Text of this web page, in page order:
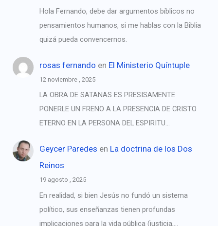
Hola Fernando, debe dar argumentos bíblicos no
pensamientos humanos, si me hablas con la Biblia
quizá pueda convencernos.
rosas fernando en El Ministerio Quíntuple
12 noviembre , 2025
LA OBRA DE SATANAS ES PRESISAMENTE
PONERLE UN FRENO A LA PRESENCIA DE CRISTO
ETERNO EN LA PERSONA DEL ESPIRITU…
Geycer Paredes en La doctrina de los Dos
Reinos
19 agosto , 2025
En realidad, si bien Jesús no fundó un sistema
político, sus enseñanzas tienen profundas
implicaciones para la vida pública (justicia,…